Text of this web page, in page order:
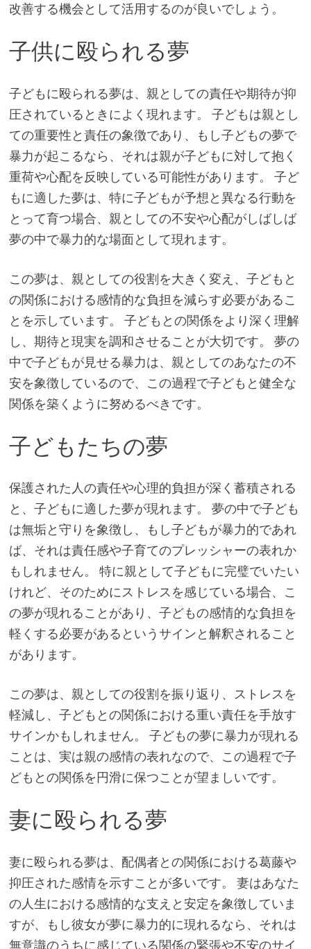
改善する機会として活用するのが良いでしょう。
子供に殴られる夢
子どもに殴られる夢は、親としての責任や期待が抑
圧されているときによく現れます。 子どもは親とし
ての重要性と責任の象徴であり、もし子どもの夢で
暴力が起こるなら、それは親が子どもに対して抱く
重荷や心配を反映している可能性があります。 子ど
もに適した夢は、特に子どもが予想と異なる行動を
とって育つ場合、親としての不安や心配がしばしば
夢の中で暴力的な場面として現れます。
この夢は、親としての役割を大きく変え、子どもと
の関係における感情的な負担を減らす必要があるこ
とを示しています。 子どもとの関係をより深く理解
し、期待と現実を調和させることが大切です。 夢の
中で子どもが見せる暴力は、親としてのあなたの不
安を象徴しているので、この過程で子どもと健全な
関係を築くように努めるべきです。
子どもたちの夢
保護された人の責任や心理的負担が深く蓄積される
と、子どもに適した夢が現れます。 夢の中で子ども
は無垢と守りを象徴し、もし子どもが暴力的であれ
ば、それは責任感や子育てのプレッシャーの表れか
もしれません。 特に親として子どもに完璧でいたい
けれど、そのためにストレスを感じている場合、こ
の夢が現れることがあり、子どもの感情的な負担を
軽くする必要があるというサインと解釈されること
があります。
この夢は、親としての役割を振り返り、ストレスを
軽減し、子どもとの関係における重い責任を手放す
サインかもしれません。 子どもの夢に暴力が現れる
ことは、実は親の感情の表れなので、この過程で子
どもとの関係を円滑に保つことが望ましいです。
妻に殴られる夢
妻に殴られる夢は、配偶者との関係における葛藤や
抑圧された感情を示すことが多いです。 妻はあなた
の人生における感情的な支えと安定を象徴していま
すが、もし彼女が夢に暴力的に現れるなら、それは
無意識のうちに感じている関係の緊張や不安のサイ